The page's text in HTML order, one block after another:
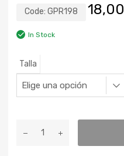
Code: GPR198 18,00
In Stock
Talla